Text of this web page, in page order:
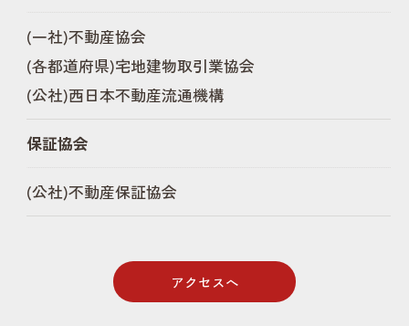
(一社)不動産協会
(各都道府県)宅地建物取引業協会
(公社)西日本不動産流通機構
保証協会
(公社)不動産保証協会
アクセスへ